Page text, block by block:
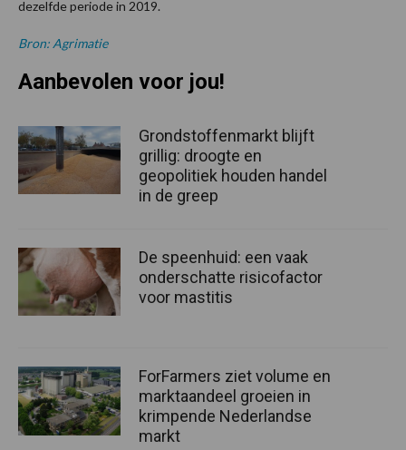
dezelfde periode in 2019.
Bron: Agrimatie
Aanbevolen voor jou!
Grondstoffenmarkt blijft
grillig: droogte en
geopolitiek houden handel
in de greep
De speenhuid: een vaak
onderschatte risicofactor
voor mastitis
ForFarmers ziet volume en
marktaandeel groeien in
krimpende Nederlandse
markt